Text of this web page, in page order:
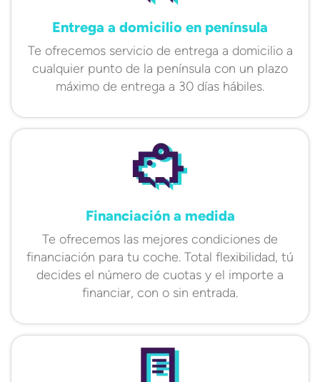
Entrega a domicilio en península
Te ofrecemos servicio de entrega a domicilio a
cualquier punto de la península con un plazo
máximo de entrega a 30 días hábiles.
Financiación a medida
Te ofrecemos las mejores condiciones de
financiación para tu coche. Total flexibilidad, tú
decides el número de cuotas y el importe a
financiar, con o sin entrada.